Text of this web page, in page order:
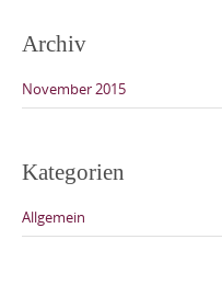
Archiv
November 2015
Kategorien
Allgemein